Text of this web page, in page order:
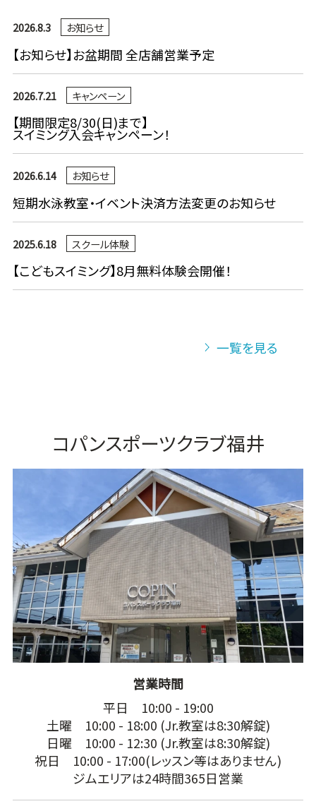
【お知らせ】お盆期間 全店舗営業予定
2026.8.3 お知らせ
【期間限定8/30(日)まで】
スイミング入会キャンペーン！
2026.7.21 キャンペーン
短期水泳教室・イベント決済方法変更のお知らせ
2026.6.14 お知らせ
【こどもスイミング】8月無料体験会開催！
2025.6.18 スクール体験
一覧を見る
コパンスポーツクラブ福井
営業時間
平日 10:00 - 19:00
土曜 10:00 - 18:00 (Jr.教室は8:30解錠)
日曜 10:00 - 12:30 (Jr.教室は8:30解錠)
祝日 10:00 - 17:00(レッスン等はありません)
ジムエリアは24時間365日営業